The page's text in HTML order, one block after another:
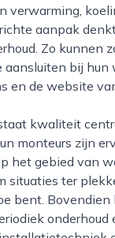
verwarming,
aanpak
Zo kunnen
bij
en de website
monteurs zijn
het gebied van
situaties ter
bent.